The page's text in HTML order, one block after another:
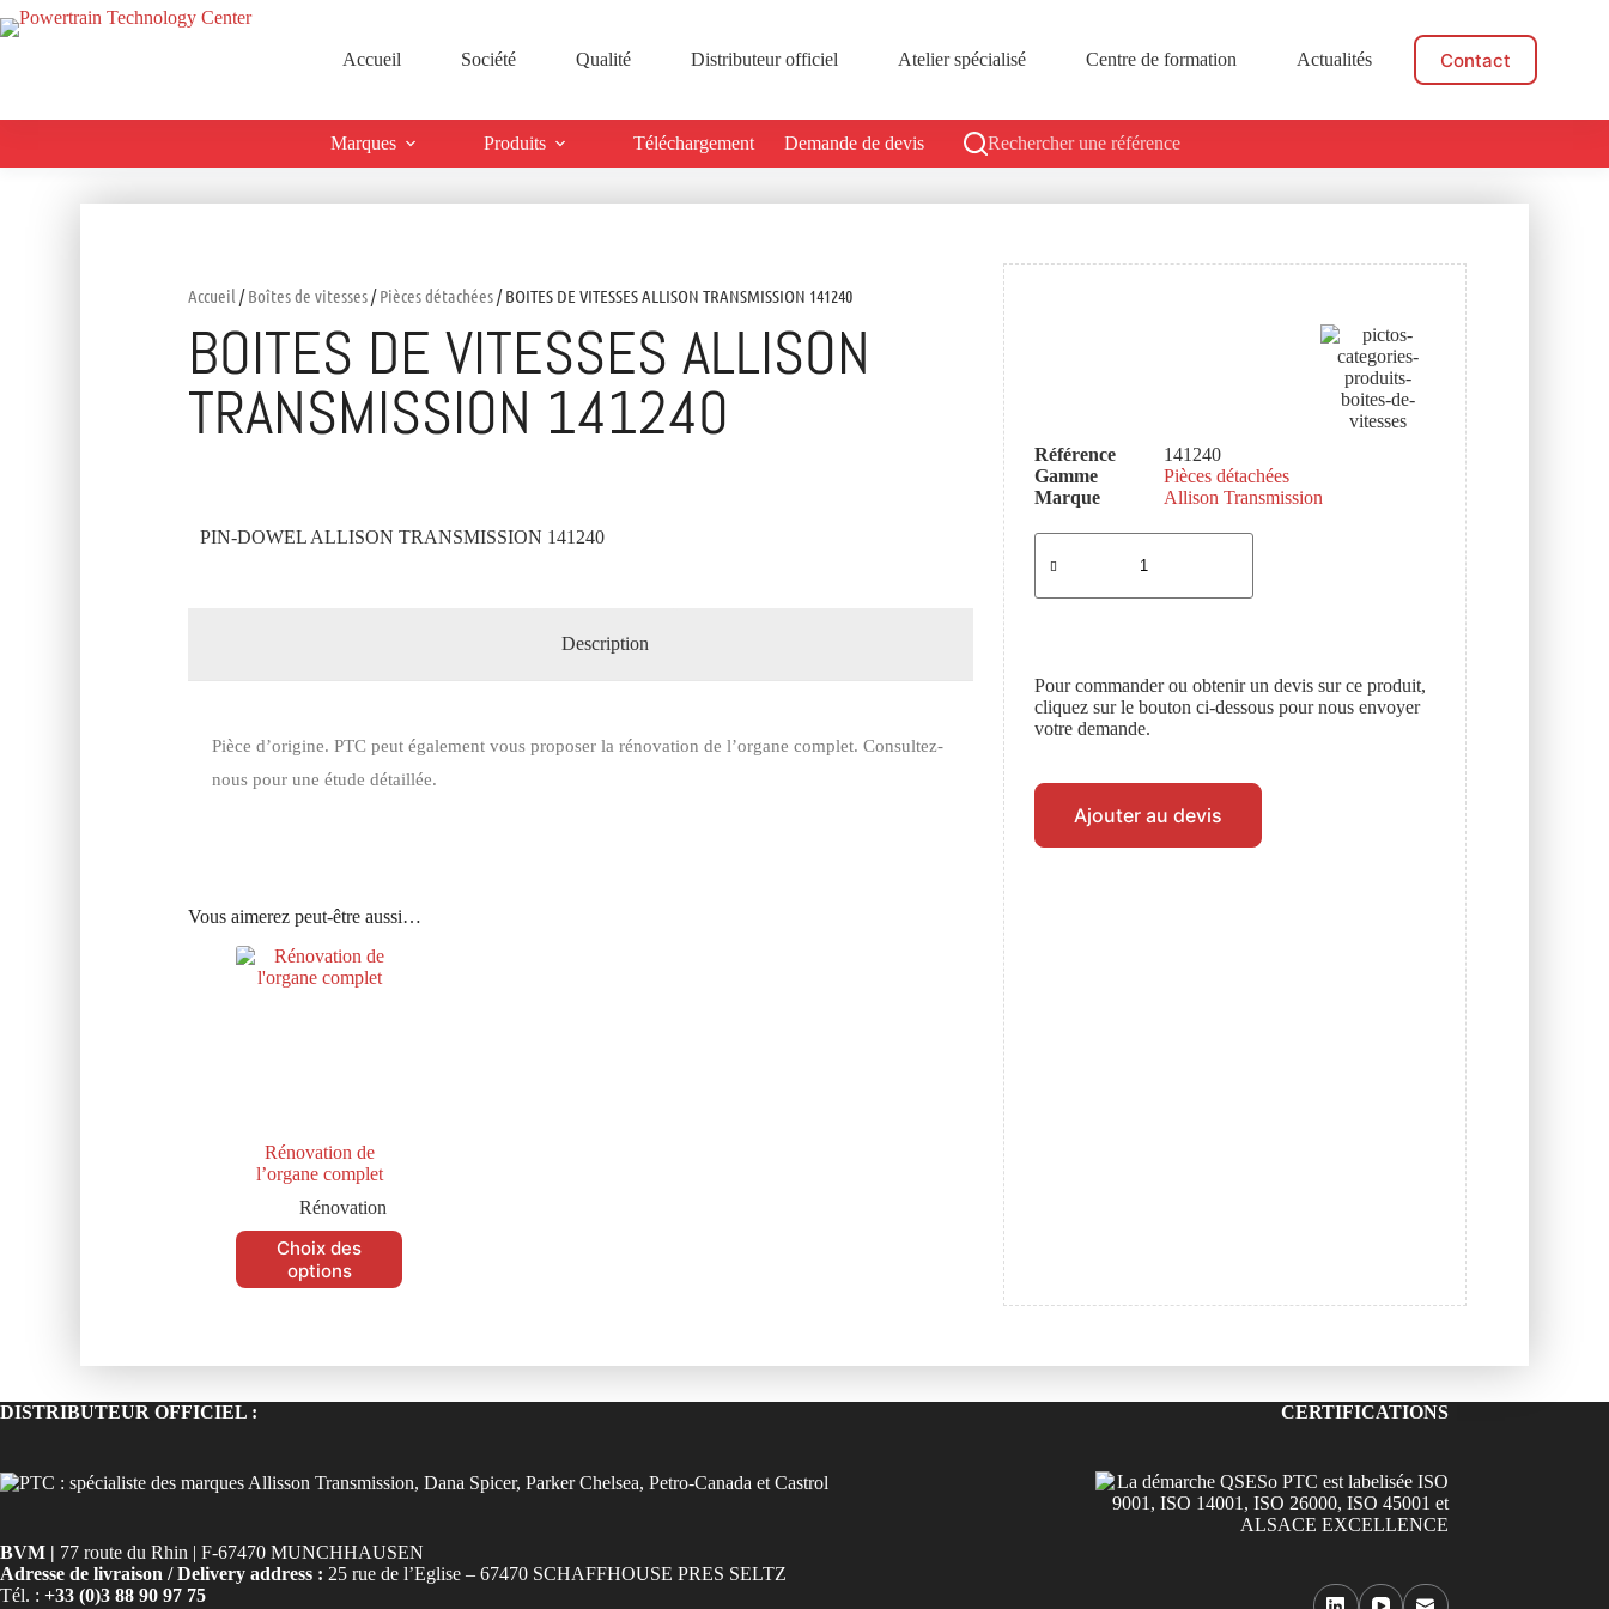
Accueil Société Qualité Distributeur officiel Atelier spécialisé Centre de formation Actualités Contact
Marques Produits Téléchargement Demande de devis Rechercher une référence
Accueil /Boîtes de vitesses/Pièces détachées/ BOITES DE VITESSES ALLISON TRANSMISSION 141240
BOITES DE VITESSES ALLISON
TRANSMISSION 141240
PIN-DOWEL ALLISON TRANSMISSION 141240
Description
Pièce d’origine. PTC peut également vous proposer la rénovation de l’organe complet. Consultez-
nous pour une étude détaillée.
Vous aimerez peut-être aussi…
Rénovation de
l’organe complet
Rénovation
Choix des
options
Référence
141240
Gamme
Pièces détachées
Marque
Allison Transmission
Pour commander ou obtenir un devis sur ce produit,
cliquez sur le bouton ci-dessous pour nous envoyer
votre demande.
Ajouter au devis
DISTRIBUTEUR OFFICIEL :
BVM | 77 route du Rhin | F-67470 MUNCHHAUSEN
Adresse de livraison / Delivery address : 25 rue de l’Eglise – 67470 SCHAFFHOUSE PRES SELTZ
Tél. : +33 (0)3 88 90 97 75
CERTIFICATIONS